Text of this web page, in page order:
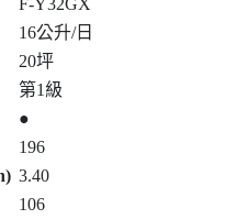
F-Y32GX
16公升/日
20坪
第1級
●
196
3.40
106